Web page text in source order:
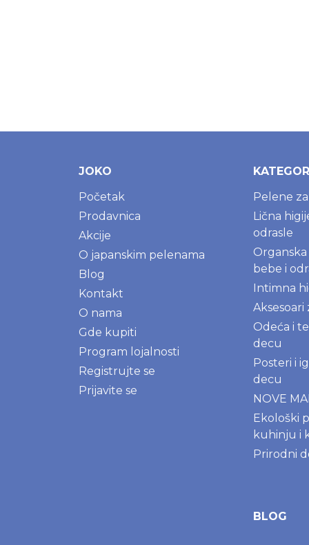
JOKO
Početak
Prodavnica
Akcije
O japanskim pelenama
Blog
Kontakt
O nama
Gde kupiti
Program lojalnosti
Registrujte se
Prijavite se
Pelene
Lična
odrasle
bebe i
Intimna
Aksesoari
Odeća i
decu
Posteri i
decu
NOVE
Ekološki
kuhinju i
Prirodni
BLOG